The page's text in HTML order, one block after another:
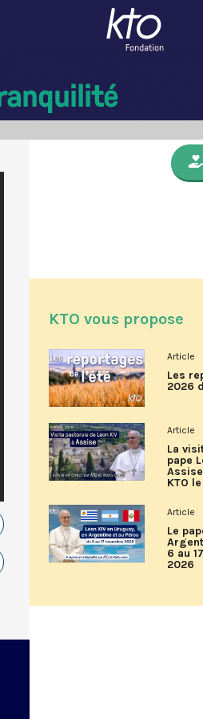
KTO vous propose
Article
Les
2026
Article
La
pape
KTO
Article
Le
6 au
2026